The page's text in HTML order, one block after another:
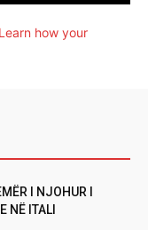
Learn how your
I NJOHUR I
NË ITALI